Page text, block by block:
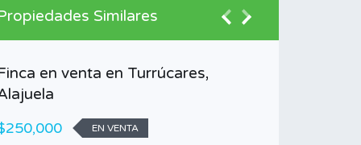
Similares
en venta en Turrúcares,
EN VENTA